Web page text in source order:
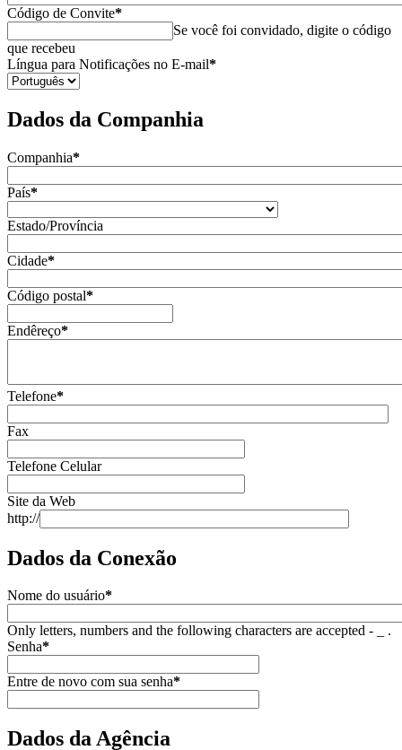
Código de Convite*
Se você foi convidado, digite o código
que recebeu
Língua para Notificações no E-mail*
Dados da Companhia
Companhia*
País*
Estado/Província
Cidade*
Código postal*
Endêreço*
Telefone*
Fax
Telefone Celular
Site da Web
http://
Dados da Conexão
Nome do usuário*
Only letters, numbers and the following characters are accepted - _ .
Senha*
Entre de novo com sua senha*
Dados da Agência